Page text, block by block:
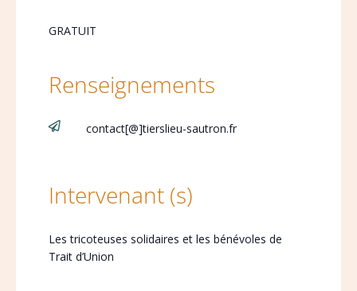
GRATUIT
Renseignements
 contact[@]tierslieu-sautron.fr
Intervenant (s)
Les tricoteuses solidaires et les bénévoles de
Trait d’Union